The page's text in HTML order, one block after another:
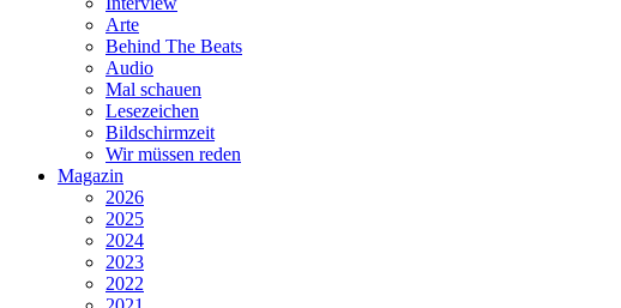
Arte
Behind The Beats
Audio
Mal schauen
Lesezeichen
Bildschirmzeit
Wir müssen reden
Magazin
2026
2025
2024
2023
2022